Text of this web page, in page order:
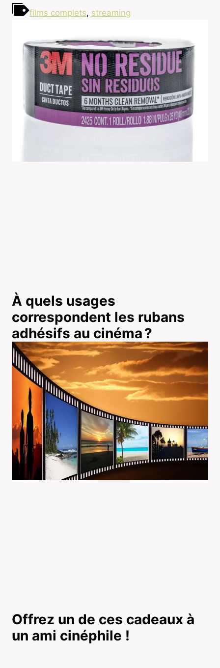
films complets, streaming
À quels usages
correspondent les rubans
adhésifs au cinéma ?
Offrez un de ces cadeaux à
un ami cinéphile !